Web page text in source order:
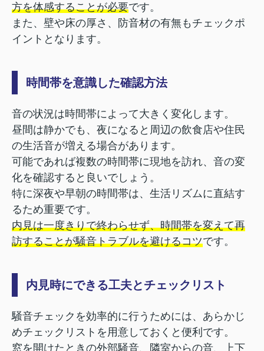
方を体感することが必要です。
また、壁や床の厚さ、防音材の有無もチェックポ
イントとなります。
時間帯を意識した確認方法
音の状況は時間帯によって大きく変化します。
昼間は静かでも、夜になると周辺の飲食店や住民
の生活音が増える場合があります。
可能であれば複数の時間帯に現地を訪れ、音の変
化を確認すると良いでしょう。
特に深夜や早朝の時間帯は、生活リズムに直結す
るため重要です。
内見は一度きりで終わらせず、時間帯を変えて再
訪することが騒音トラブルを避けるコツです。
内見時にできる工夫とチェックリスト
騒音チェックを効率的に行うためには、あらかじ
めチェックリストを用意しておくと便利です。
窓を開けたときの外部騒音、隣室からの音、上下